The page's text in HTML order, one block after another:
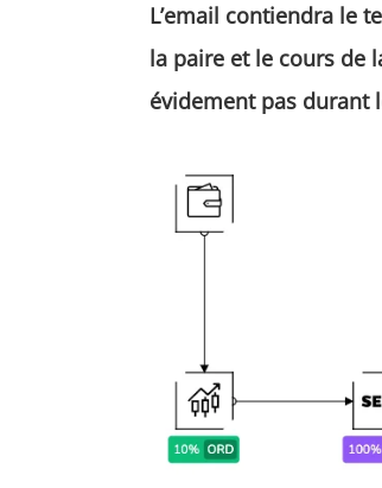
L’email contiendra le
la paire et le cours de
évidement pas durant